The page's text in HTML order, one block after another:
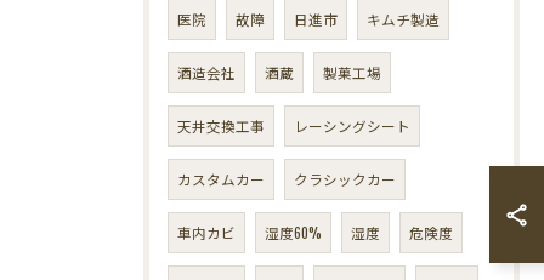
医院 故障 日進市 キムチ製造
酒造会社 酒蔵 製菓工場
天井交換工事 レーシングシート
カスタムカー クラシックカー
車内カビ 湿度60% 湿度 危険度